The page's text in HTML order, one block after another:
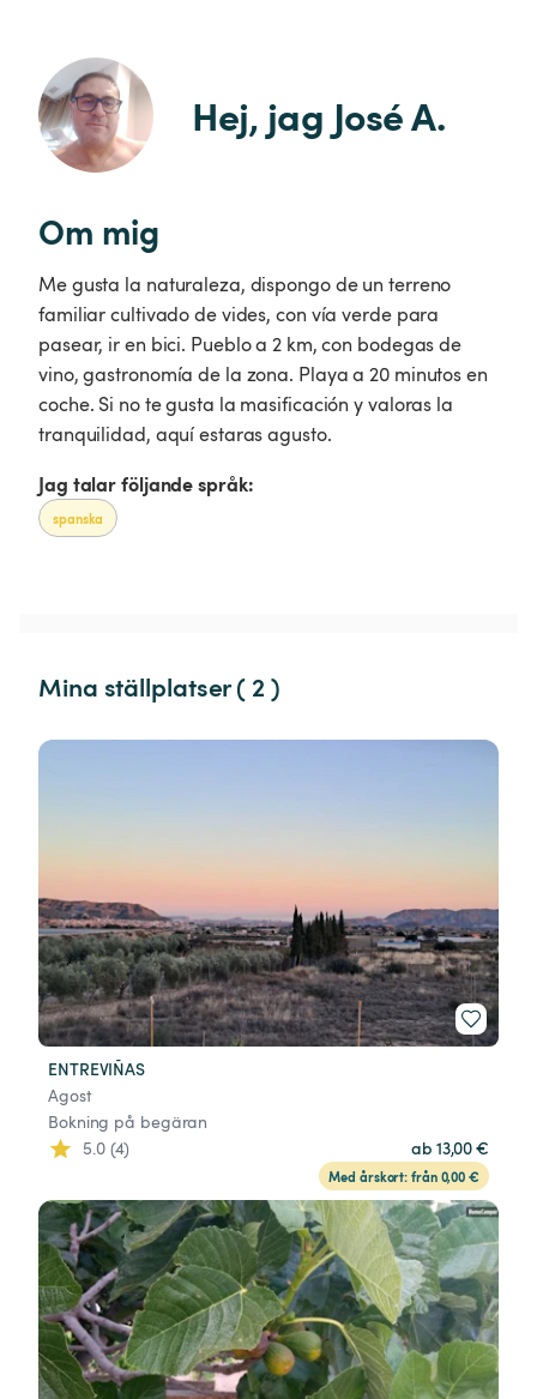
Hej, jag José A.
Om mig
Me gusta la naturaleza, dispongo de un terreno
familiar cultivado de vides, con vía verde para
pasear, ir en bici. Pueblo a 2 km, con bodegas de
vino, gastronomía de la zona. Playa a 20 minutos en
coche. Si no te gusta la masificación y valoras la
Jag talar följande språk:
spanska
Mina ställplatser ( 2 )
ENTREVIÑAS
Agost
Bokning på begäran
5.0 (4)
ab 13,00 €
Med årskort: från 0,00 €